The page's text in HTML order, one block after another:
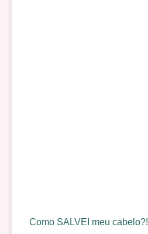
Como SALVEI meu cabelo?!